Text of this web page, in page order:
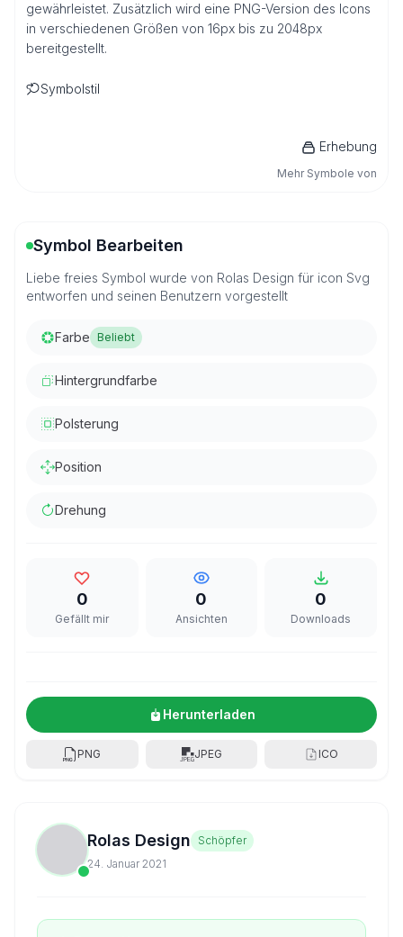
gewährleistet. Zusätzlich wird eine PNG-Version des Icons
in verschiedenen Größen von 16px bis zu 2048px
bereitgestellt.
Symbolstil
Erhebung
Mehr Symbole von
Symbol Bearbeiten
Liebe freies Symbol wurde von Rolas Design für icon Svg
entworfen und seinen Benutzern vorgestellt
Farbe Beliebt
Hintergrundfarbe
Polsterung
Position
Drehung
0
Gefällt mir
0
Ansichten
0
Downloads
Herunterladen
PNG JPEG ICO
Rolas Design
Schöpfer
24. Januar 2021